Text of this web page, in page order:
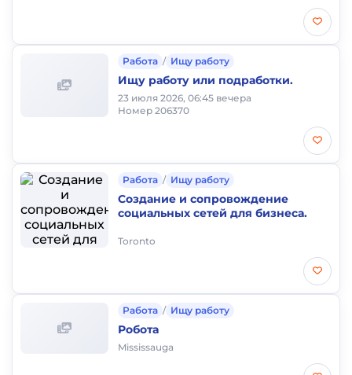
Работа / Ищу работу
Ищу работу или подработки.
23 июля 2026, 06:45 вечера
Номер 206370
Работа / Ищу работу
Создание и сопровождение
социальных сетей для бизнеса.
Toronto
Работа / Ищу работу
Робота
Mississauga